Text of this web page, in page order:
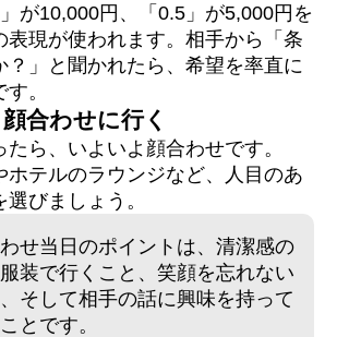
が10,000円、「0.5」が5,000円を
表現が使われます。相手から「条
？」と聞かれたら、希望を率直に
。
合わせに行く
ら、いよいよ顔合わせです。
ホテルのラウンジなど、人目のあ
びましょう。
せ当日のポイントは、清潔感の
装で行くこと、笑顔を忘れない
そして相手の話に興味を持って
とです。